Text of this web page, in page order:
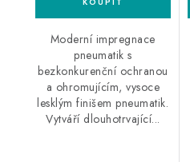
Moderní impregnace
pneumatik s
bezkonkurenční ochranou
a ohromujícím, vysoce
lesklým finišem pneumatik.
Vytváří dlouhotrvající...